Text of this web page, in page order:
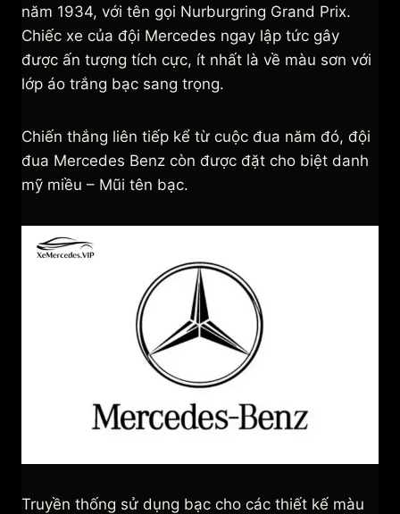
năm 1934, với tên gọi Nurburgring Grand Prix.
Chiếc xe của đội Mercedes ngay lập tức gây
được ấn tượng tích cực, ít nhất là về màu sơn với
lớp áo trắng bạc sang trọng.
Chiến thắng liên tiếp kể từ cuộc đua năm đó, đội
đua Mercedes Benz còn được đặt cho biệt danh
mỹ miều – Mũi tên bạc.
Truyền thống sử dụng bạc cho các thiết kế màu